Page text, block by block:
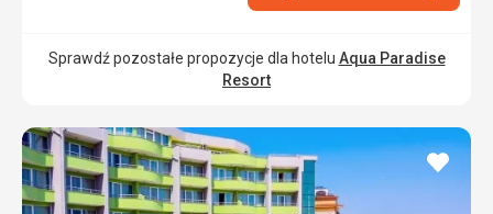
Sprawdź pozostałe propozycje dla hotelu Aqua Paradise
Resort
dodaj